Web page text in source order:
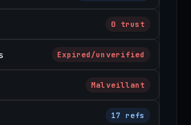
0 trust
Expired/unverified
Malveillant
17 refs